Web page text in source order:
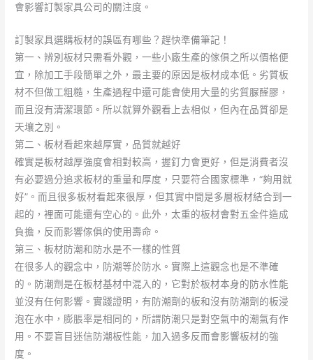
會影響訂製家具公司的關注度。
訂製家具選購板材的誤區有哪些？趕快準備筆記！
第一、辨別板材只需看外觀，一些小廠生產的傢俱之所以價格便
宜，除加工手段簡單之外，最主要的原因是板材成本低。劣質板
材不但做工粗糙，生產過程中還可能會使用大量的劣質脲醛膠，
而且沒有清潔環節。所以就算外觀看上去相似，但內在品質卻是
天壤之別。
第二、板材看起來越厚實，品質就越好
確實是板材越厚強度會相對較高，握釘力會更好，但是消費者沒
有必要過分追求板材的重量和厚度，只要符合國家標準，“夠用就
好”。而且很多板材看起來很厚，但其實中間是多層板材結合到一
起的，裡面可能還有空心的。此外，太重的板材會對五金件造成
負擔，反而影響傢俱的使用壽命。
第三、板材防潮和防水是不一樣的性質
在很多人的觀念中，防潮等於防水。實際上這觀念也是不準確
的。防潮劑是在板材基材中混入的，它對於板材本身的防水性能
並沒有任何影響。實踐證明，有防潮劑的板和沒有防潮劑的板浸
泡在水中，膨脹率是相同的，所謂防潮只是對空氣中的潮氣有作
用。不要盲目迷信防潮板性能，加入過多反而會影響板材的強
度。